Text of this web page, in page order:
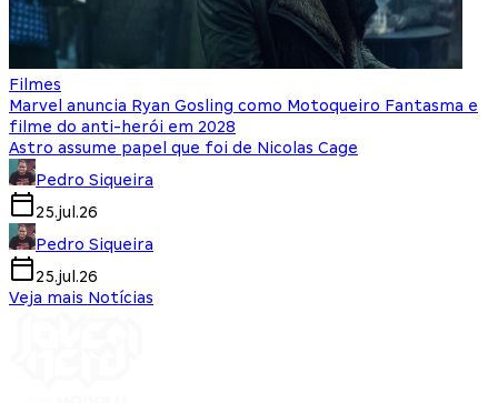
Filmes
Marvel anuncia Ryan Gosling como Motoqueiro Fantasma e
filme do anti-herói em 2028
Astro assume papel que foi de Nicolas Cage
Pedro Siqueira
25.jul.26
Pedro Siqueira
25.jul.26
Veja mais Notícias